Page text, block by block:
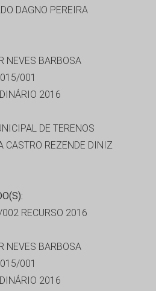
DAGNO PEREIRA
NEVES BARBOSA
001
2016
DE TERENOS
CASTRO REZENDE DINIZ
RECURSO 2016
NEVES BARBOSA
001
2016